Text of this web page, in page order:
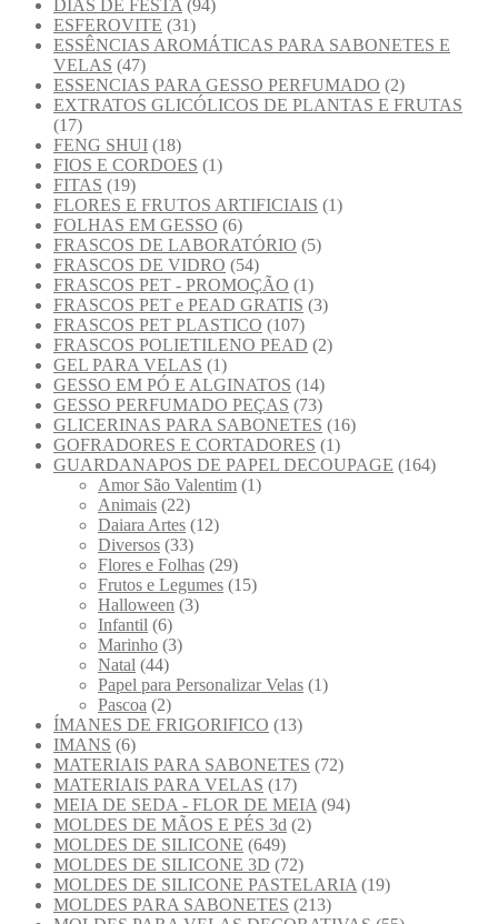
DIAS DE FESTA (94)
ESFEROVITE (31)
ESSÊNCIAS AROMÁTICAS PARA SABONETES E
VELAS (47)
ESSENCIAS PARA GESSO PERFUMADO (2)
EXTRATOS GLICÓLICOS DE PLANTAS E FRUTAS
(17)
FENG SHUI (18)
FIOS E CORDOES (1)
FITAS (19)
FLORES E FRUTOS ARTIFICIAIS (1)
FOLHAS EM GESSO (6)
FRASCOS DE LABORATÓRIO (5)
FRASCOS DE VIDRO (54)
FRASCOS PET - PROMOÇÃO (1)
FRASCOS PET e PEAD GRATIS (3)
FRASCOS PET PLASTICO (107)
FRASCOS POLIETILENO PEAD (2)
GEL PARA VELAS (1)
GESSO EM PÓ E ALGINATOS (14)
GESSO PERFUMADO PEÇAS (73)
GLICERINAS PARA SABONETES (16)
GOFRADORES E CORTADORES (1)
GUARDANAPOS DE PAPEL DECOUPAGE (164)
Amor São Valentim (1)
Animais (22)
Daiara Artes (12)
Diversos (33)
Flores e Folhas (29)
Frutos e Legumes (15)
Halloween (3)
Infantil (6)
Marinho (3)
Natal (44)
Papel para Personalizar Velas (1)
Pascoa (2)
ÍMANES DE FRIGORIFICO (13)
IMANS (6)
MATERIAIS PARA SABONETES (72)
MATERIAIS PARA VELAS (17)
MEIA DE SEDA - FLOR DE MEIA (94)
MOLDES DE MÃOS E PÉS 3d (2)
MOLDES DE SILICONE (649)
MOLDES DE SILICONE 3D (72)
MOLDES DE SILICONE PASTELARIA (19)
MOLDES PARA SABONETES (213)